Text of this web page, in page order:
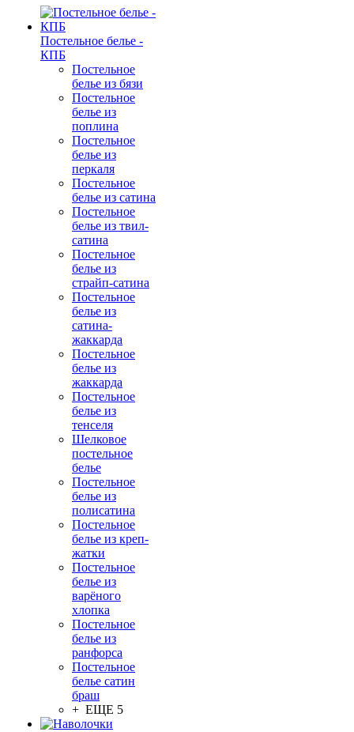
Постельное белье -
КПБ
Постельное
белье из бязи
Постельное
белье из
поплина
Постельное
белье из
перкаля
Постельное
белье из сатина
Постельное
белье из твил-
сатина
Постельное
белье из
страйп-сатина
Постельное
белье из
сатина-
жаккарда
Постельное
белье из
жаккарда
Постельное
белье из
тенселя
Шелковое
постельное
белье
Постельное
белье из
полисатина
Постельное
белье из креп-
жатки
Постельное
белье из
варёного
хлопка
Постельное
белье из
ранфорса
Постельное
белье сатин
браш
+ ЕЩЕ 5